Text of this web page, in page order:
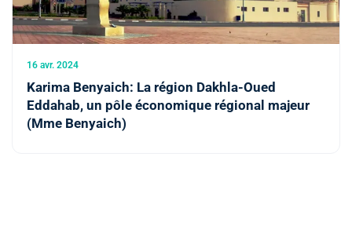
16 avr. 2024
Karima Benyaich: La région Dakhla-Oued
Eddahab, un pôle économique régional majeur
(Mme Benyaich)